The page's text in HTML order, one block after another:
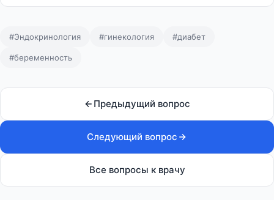
#Эндокринология #гинекология #диабет
#беременность
Предыдущий вопрос
Следующий вопрос
Все вопросы к врачу